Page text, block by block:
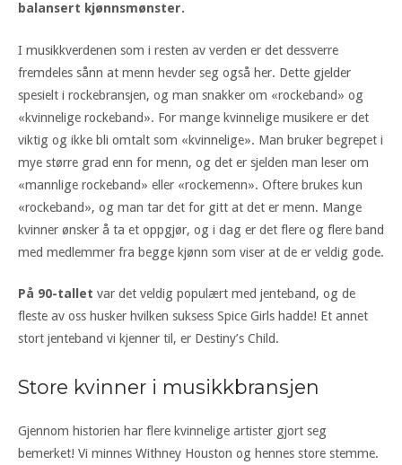
balansert kjønnsmønster.
I musikkverdenen som i resten av verden er det dessverre
fremdeles sånn at menn hevder seg også her. Dette gjelder
spesielt i rockebransjen, og man snakker om «rockeband» og
«kvinnelige rockeband». For mange kvinnelige musikere er det
viktig og ikke bli omtalt som «kvinnelige». Man bruker begrepet i
mye større grad enn for menn, og det er sjelden man leser om
«mannlige rockeband» eller «rockemenn». Oftere brukes kun
«rockeband», og man tar det for gitt at det er menn. Mange
kvinner ønsker å ta et oppgjør, og i dag er det flere og flere band
med medlemmer fra begge kjønn som viser at de er veldig gode.
På 90-tallet var det veldig populært med jenteband, og de
fleste av oss husker hvilken suksess Spice Girls hadde! Et annet
stort jenteband vi kjenner til, er Destiny’s Child.
Store kvinner i musikkbransjen
Gjennom historien har flere kvinnelige artister gjort seg
bemerket! Vi minnes Withney Houston og hennes store stemme.